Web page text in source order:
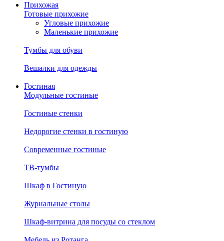
Прихожая
Готовые прихожие
Угловые прихожие
Маленькие прихожие
Тумбы для обуви
Вешалки для одежды
Гостиная
Модульные гостиные
Гостиные стенки
Недорогие стенки в гостиную
Современные гостиные
ТВ-тумбы
Шкаф в Гостиную
Журнальные столы
Шкаф-витрина для посуды со стеклом